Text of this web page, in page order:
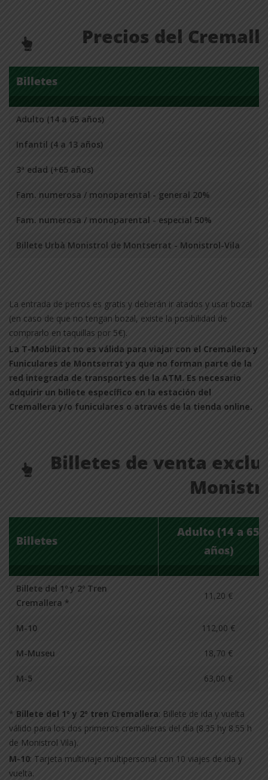
Precios del
Billetes
Adulto (14 a 65 años)
Infantil (4 a 13 años)
3ª edad (+65 años)
Fam. numerosa / monoparental - general 20%
Fam. numerosa / monoparental - especial 50%
Billete Urbà Monistrol de Montserrat - Monistrol-Vila
La entrada de perros es gratis y deberán ir atados y usar bozal
(en caso de que no tengan bozal, existe la posibilidad de
comprarlo en taquillas por 5€).
La T-Mobilitat no es válida para viajar con el Cremallera y
Funiculares de Montserrat ya que no forman parte de la
red integrada de transportes de la ATM. Es necesario
adquirir un billete específico en la estación del
Cremallera y/o funiculares o através de la tienda online.
Billetes de venta
Billetes
Adulto (14 a 65
años)
Billete del 1º y 2º Tren
Cremallera *
11,20 €
M-10 112,00 €
M-Museu 18,70 €
M-5 63,00 €
* Billete del 1º y 2º tren Cremallera: Billete de ida y vuelta
válido para los dos primeros cremalleras del día (8.35 hy 8.55 h
de Monistrol Vila).
M-10: Tarjeta multiviaje multipersonal con 10 viajes de ida y
vuelta.